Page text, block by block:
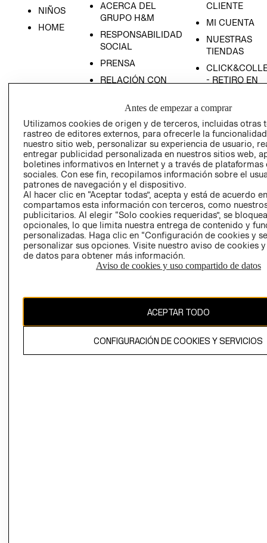
NIÑOS
HOME
ACERCA DEL
GRUPO H&M
RESPONSABILIDAD
SOCIAL
PRENSA
RELACIÓN CON
POLÍTICA
EMPRESARIAL
CLIENTE
MI CUENTA
NUESTRAS
TIENDAS
- RETIRO EN
TÉRMINOS Y
CONDICIONES
AVISO DE
PRIVACIDAD
GIFT CARD
COOKIES
CAMBIAR REGIÓN
El contenido de esta página web está protegido por copyright y es
Antes de empezar a comprar
Utilizamos cookies de origen y de terceros, incluidas otras
rastreo de editores externos, para ofrecerle la
nuestro sitio web, personalizar su experiencia de usuario,
entregar publicidad personalizada en nuestros sitios web,
boletines informativos en Internet y a través de plataformas
sociales. Con ese fin, recopilamos información sobre el
patrones de navegación y el dispositivo.
Al hacer clic en “Aceptar todas”, acepta y está de acuerdo
compartamos esta información con terceros, como
publicitarios. Al elegir “Solo cookies requeridas”, se
opcionales, lo que limita nuestra entrega de contenido y
personalizadas. Haga clic en “Configuración de cookies y
personalizar sus opciones. Visite nuestro aviso de cookies
de datos para obtener más información.
Aviso de cookies y uso compartido de datos
ACEPTAR TODO
CONFIGURACIÓN DE COOKIES Y SERVICIOS